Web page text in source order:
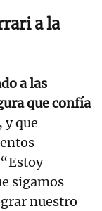
a la
a las
que confía
, y que
sigamos
nuestro